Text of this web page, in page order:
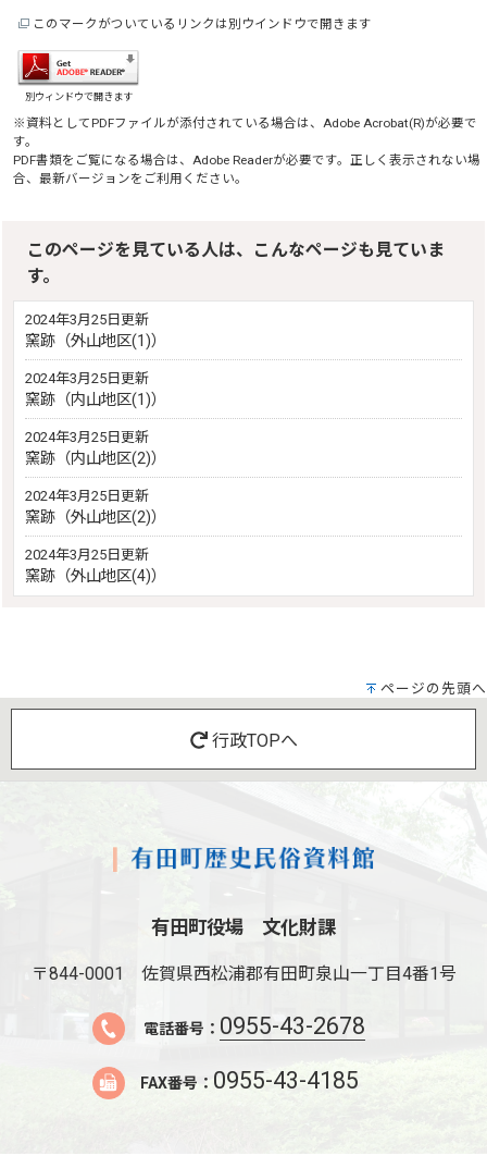
このマークがついているリンクは別ウインドウで開きます
別ウィンドウで開きます
※資料としてPDFファイルが添付されている場合は、Adobe Acrobat(R)が必要で
す。
PDF書類をご覧になる場合は、Adobe Readerが必要です。正しく表示されない場
合、最新バージョンをご利用ください。
このページを見ている人は、こんなページも見ていま
す。
2024年3月25日更新
窯跡（外山地区(1)）
2024年3月25日更新
窯跡（内山地区(1)）
2024年3月25日更新
窯跡（内山地区(2)）
2024年3月25日更新
窯跡（外山地区(2)）
2024年3月25日更新
窯跡（外山地区(4)）
ページの先頭へ
行政TOPへ
有田町役場 文化財課
〒844-0001 佐賀県西松浦郡有田町泉山一丁目4番1号
電話番号： 0955-43-2678
FAX番号： 0955-43-4185